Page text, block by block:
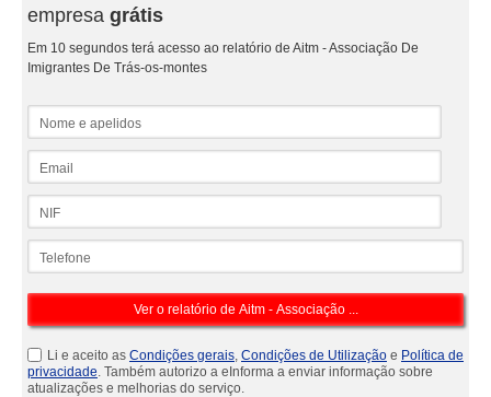
empresa grátis
Em 10 segundos terá acesso ao relatório de Aitm - Associação De
Imigrantes De Trás-os-montes
Li e aceito as Condições gerais, Condições de Utilização e Política de
privacidade. Também autorizo a eInforma a enviar informação sobre
atualizações e melhorias do serviço.